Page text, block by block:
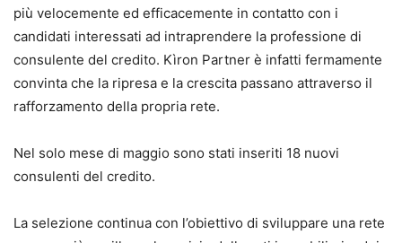
più velocemente ed efficacemente in contatto con i
candidati interessati ad intraprendere la professione di
consulente del credito. Kìron Partner è infatti fermamente
convinta che la ripresa e la crescita passano attraverso il
rafforzamento della propria rete.
Nel solo mese di maggio sono stati inseriti 18 nuovi
consulenti del credito.
La selezione continua con l’obiettivo di sviluppare una rete